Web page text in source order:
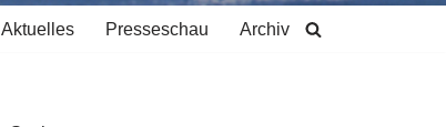
Aktuelles Presseschau Archiv